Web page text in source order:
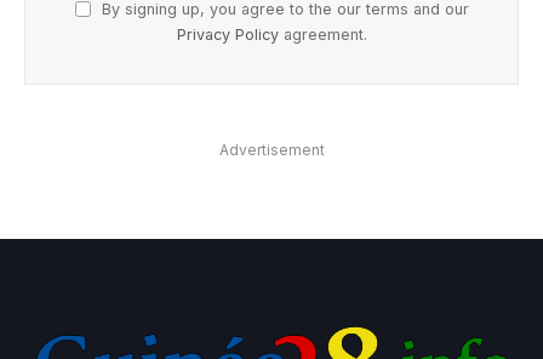
By signing up, you agree to the our terms and our
Privacy Policyagreement.
Advertisement